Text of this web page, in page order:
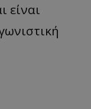
είναι